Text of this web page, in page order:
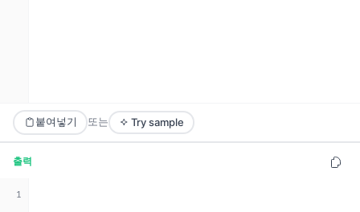
붙여넣기 또는 Try sample
출력
1